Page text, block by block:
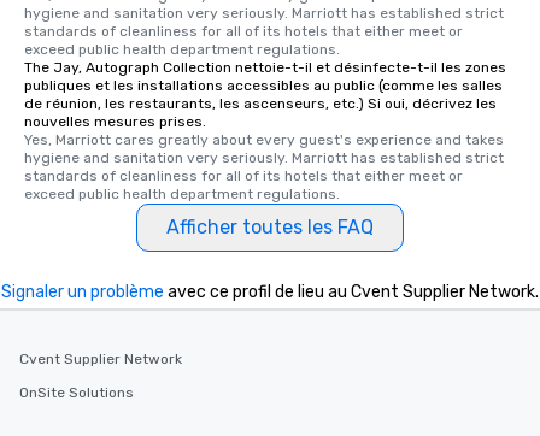
hygiene and sanitation very seriously. Marriott has established strict
standards of cleanliness for all of its hotels that either meet or
exceed public health department regulations.
The Jay, Autograph Collection nettoie-t-il et désinfecte-t-il les zones
publiques et les installations accessibles au public (comme les salles
de réunion, les restaurants, les ascenseurs, etc.) Si oui, décrivez les
nouvelles mesures prises.
Yes, Marriott cares greatly about every guest's experience and takes
hygiene and sanitation very seriously. Marriott has established strict
standards of cleanliness for all of its hotels that either meet or
exceed public health department regulations.
Afficher toutes les FAQ
Signaler un problème avec ce profil de lieu au Cvent Supplier Network.
Cvent Supplier Network
OnSite Solutions